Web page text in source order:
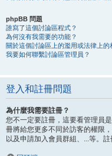
phpBB 問題
誰寫了這個討論區程式？
為何沒有我需要的功能？
關於這個討論區上的濫用或法律上的
我要如何聯繫討論區管理員？
登入和註冊問題
為什麼我需要註冊？
您不一定要註冊，這要看管理員
冊將給您更多不同於訪客的權限
以及申請加入會員群組、...等。